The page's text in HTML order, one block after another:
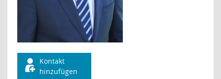
Kontakt
hinzufügen